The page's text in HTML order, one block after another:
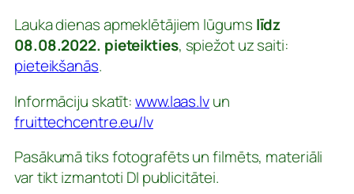
Lauka dienas apmeklētājiem lūgums līdz
08.08.2022. pieteikties, spiežot uz saiti:
pieteikšanās.
Informāciju skatīt:www.laas.lvun
fruittechcentre.eu/lv
Pasākumā tiks fotografēts un filmēts, materiāli
var tikt izmantoti DI publicitātei.